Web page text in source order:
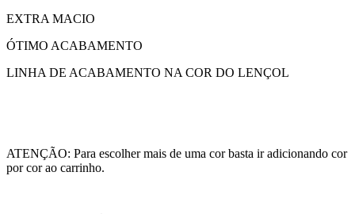
EXTRA MACIO
ÓTIMO ACABAMENTO
LINHA DE ACABAMENTO NA COR DO LENÇOL
ATENÇÃO: Para escolher mais de uma cor basta ir adicionando cor
por cor ao carrinho.